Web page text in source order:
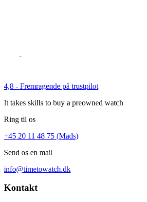
4,8 - Fremragende på trustpilot
It takes skills to buy a preowned watch
Ring til os
+45 20 11 48 75 (Mads)
Send os en mail
info@timetowatch.dk
Kontakt